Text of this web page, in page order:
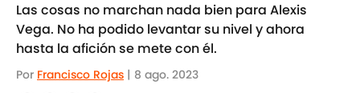
Las cosas no marchan nada bien para Alexis
Vega. No ha podido levantar su nivel y ahora
hasta la afición se mete con él.
Por Francisco Rojas | 8 ago. 2023